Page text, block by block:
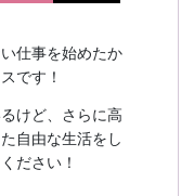
仕事を始めたか
スです！
けど、さらに高
自由な生活をし
ください！